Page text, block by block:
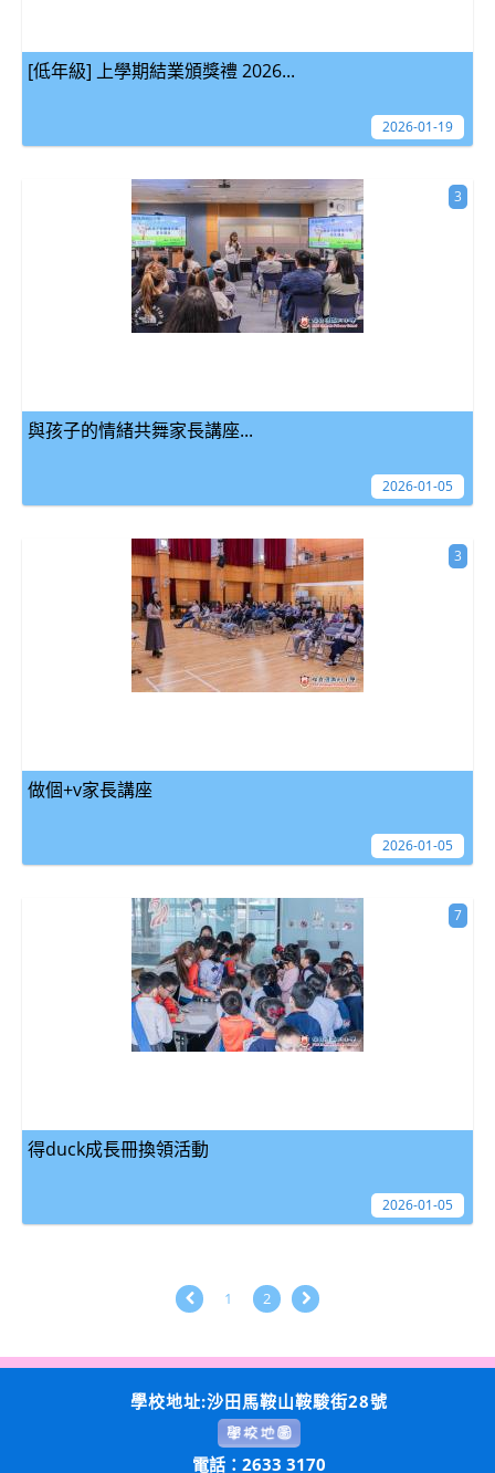
[低年級] 上學期結業頒獎禮 2026...
2026-01-19
與孩子的情緒共舞家長講座...
3
2026-01-05
做個+v家長講座
3
2026-01-05
得duck成長冊換領活動
7
2026-01-05
1 2
學校地址:沙田馬鞍山鞍駿街28號
電話：2633 3170